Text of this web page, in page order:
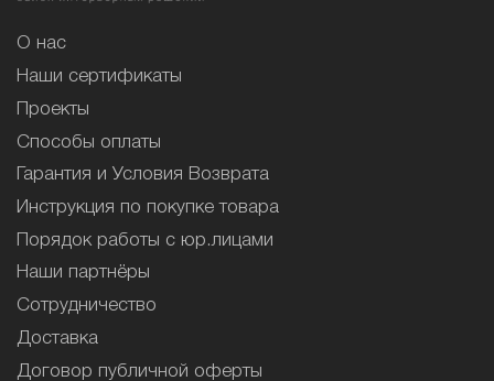
О нас
Наши сертификаты
Проекты
Способы оплаты
Гарантия и Условия Возврата
Инструкция по покупке товара
Порядок работы с юр.лицами
Наши партнёры
Сотрудничество
Доставка
Договор публичной оферты